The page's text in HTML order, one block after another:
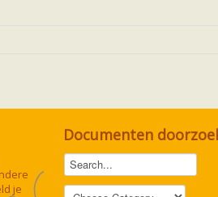
je
Documenten